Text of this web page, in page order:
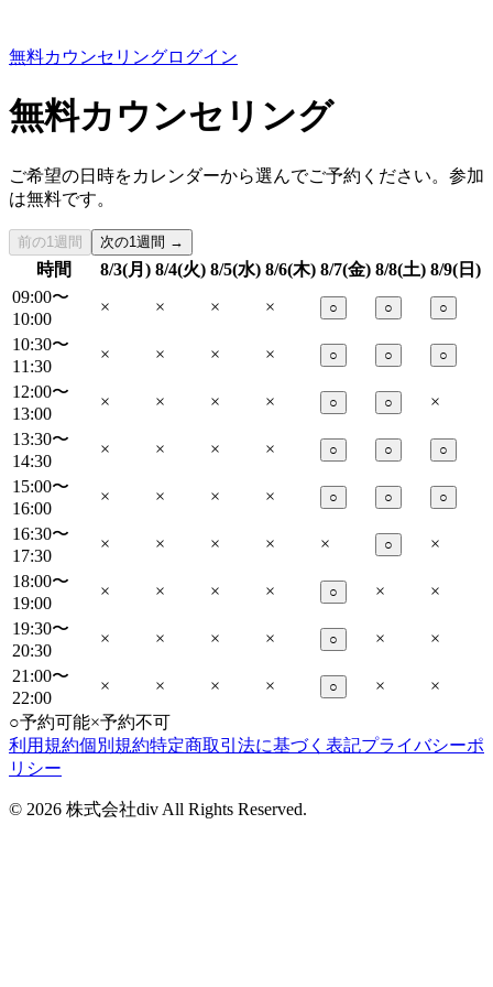
無料カウンセリングログイン
無料カウンセリング
ご希望の日時をカレンダーから選んでご予約ください。参加
は無料です。
前の1週間 次の1週間 →
時間 8/3(月) 8/4(火) 8/5(水) 8/6(木) 8/7(金) 8/8(土) 8/9(日)
09:00〜
10:00
× × × × ○ ○ ○
10:30〜
11:30
× × × × ○ ○ ○
12:00〜
13:00
× × × × ○ ○
×
13:30〜
14:30
× × × × ○ ○ ○
15:00〜
16:00
× × × × ○ ○ ○
16:30〜
17:30
× × × × × ○
×
18:00〜
19:00
× × × × ○ ×
×
19:30〜
20:30
× × × × ○ ×
×
21:00〜
22:00
× × × × ○ ×
×
○予約可能×予約不可
利用規約個別規約特定商取引法に基づく表記プライバシーポ
リシー
© 2026 株式会社div All Rights Reserved.